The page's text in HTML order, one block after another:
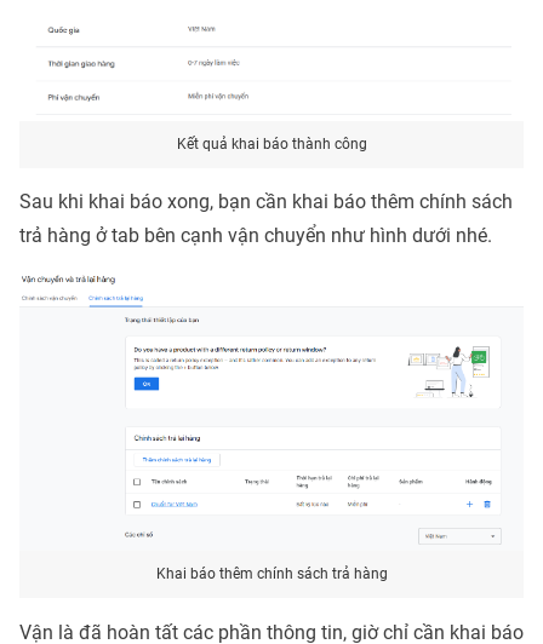
Kết quả khai báo thành công
Sau khi khai báo xong, bạn cần khai báo thêm chính sách
trả hàng ở tab bên cạnh vận chuyển như hình dưới nhé.
Khai báo thêm chính sách trả hàng
Vận là đã hoàn tất các phần thông tin, giờ chỉ cần khai báo